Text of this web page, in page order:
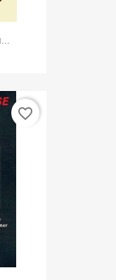
favorite_border